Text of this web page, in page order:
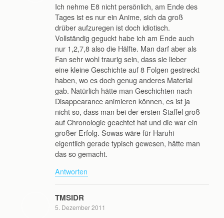
Ich nehme E8 nicht persönlich, am Ende des
Tages ist es nur ein Anime, sich da groß
drüber aufzuregen ist doch idiotisch.
Vollständig geguckt habe ich am Ende auch
nur 1,2,7,8 also die Hälfte. Man darf aber als
Fan sehr wohl traurig sein, dass sie lieber
eine kleine Geschichte auf 8 Folgen gestreckt
haben, wo es doch genug anderes Material
gab. Natürlich hätte man Geschichten nach
Disappearance animieren können, es ist ja
nicht so, dass man bei der ersten Staffel groß
auf Chronologie geachtet hat und die war ein
großer Erfolg. Sowas wäre für Haruhi
eigentlich gerade typisch gewesen, hätte man
das so gemacht.
Antworten
TMSIDR
5. Dezember 2011